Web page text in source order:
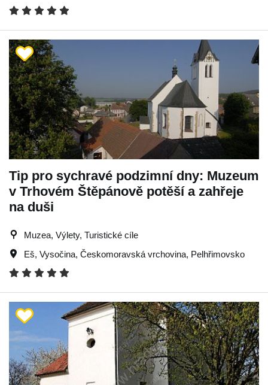
Tip pro sychravé podzimní dny: Muzeum
v Trhovém Štěpánově potěší a zahřeje
na duši
Muzea, Výlety, Turistické cíle
Eš, Vysočina, Českomoravská vrchovina, Pelhřimovsko